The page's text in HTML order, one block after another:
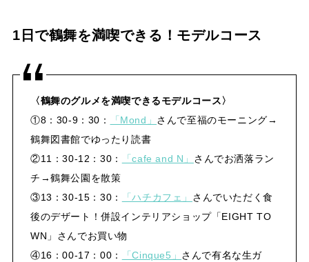
1日で鶴舞を満喫できる！モデルコース
〈鶴舞のグルメを満喫できるモデルコース〉
①8：30-9：30：
「Mond」 さんで至福のモーニング→
鶴舞図書館でゆったり読書
②11：30-12：30：
「cafe and N」 さんでお洒落ラン
チ→鶴舞公園を散策
③13：30-15：30：
「ハチカフェ」 さんでいただく食
後のデザート！併設インテリアショップ「EIGHT TO
WN」さんでお買い物
④16：00-17：00：
「Cinque5」 さんで有名な生ガ